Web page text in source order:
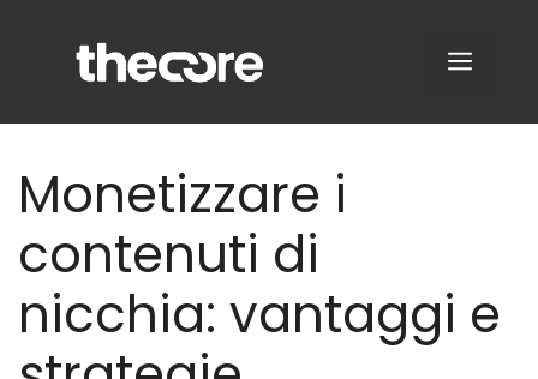
contenuto
MENU
Monetizzare i
contenuti di
nicchia: vantaggi e